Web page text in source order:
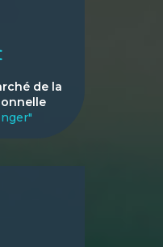
de la